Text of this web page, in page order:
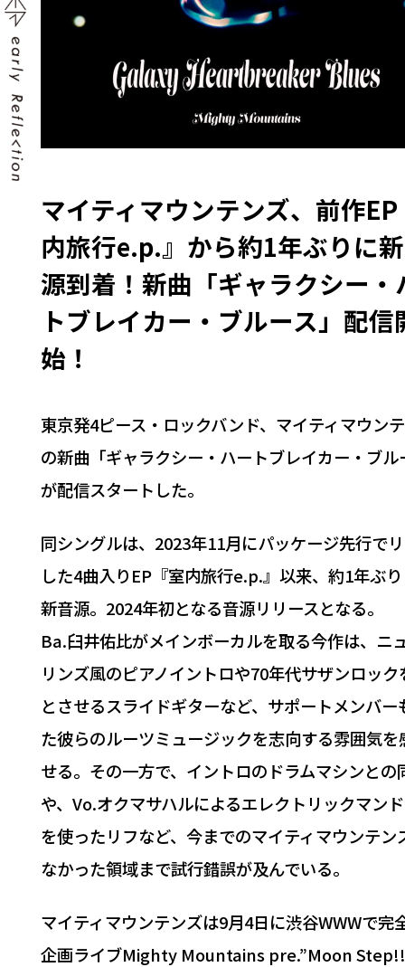
マイティマウンテンズ、前作
内旅行e.p.』から約1年ぶりに
源到着！新曲「ギャラクシー・
トブレイカー・ブルース」配信
始！
東京発4ピース・ロックバンド、マイティマウン
の新曲「ギャラクシー・ハートブレイカー・ブル
が配信スタートした。
同シングルは、2023年11月にパッケージ先行で
した4曲入りEP『室内旅行e.p.』以来、約1年ぶ
新音源。2024年初となる音源リリースとなる。
Ba.臼井佑比がメインボーカルを取る今作は、ニ
リンズ風のピアノイントロや70年代サザンロック
とさせるスライドギターなど、サポートメンバー
た彼らのルーツミュージックを志向する雰囲気を
せる。その一方で、イントロのドラムマシンとの
や、Vo.オクマサハルによるエレクトリックマン
を使ったリフなど、今までのマイティマウンテン
なかった領域まで試行錯誤が及んでいる。
マイティマウンテンズは9月4日に渋谷WWWで完
企画ライブMighty Mountains pre.”Moon